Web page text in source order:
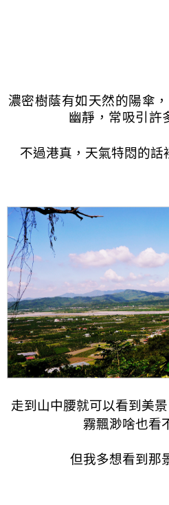
濃密樹蔭有如天然的陽傘
幽靜，常吸引許
不過港真，天氣特悶的話
走到山中腰就可以看到美
霧飄渺啥也看
但我多想看到那